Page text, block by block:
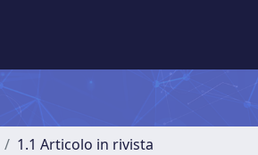
1.1 Articolo in rivista